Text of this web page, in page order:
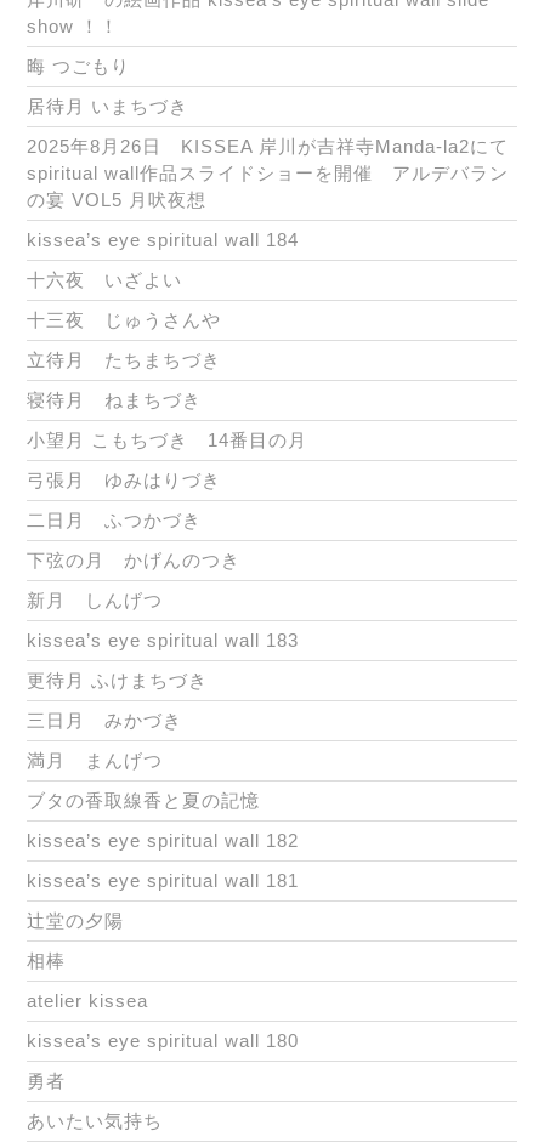
show ！！
晦 つごもり
居待月 いまちづき
2025年8月26日 KISSEA 岸川が吉祥寺Manda-la2にて
spiritual wall作品スライドショーを開催 アルデバラン
の宴 VOL5 月吠夜想
kissea’s eye spiritual wall 184
十六夜 いざよい
十三夜 じゅうさんや
立待月 たちまちづき
寝待月 ねまちづき
小望月 こもちづき 14番目の月
弓張月 ゆみはりづき
二日月 ふつかづき
下弦の月 かげんのつき
新月 しんげつ
kissea’s eye spiritual wall 183
更待月 ふけまちづき
三日月 みかづき
満月 まんげつ
ブタの香取線香と夏の記憶
kissea’s eye spiritual wall 182
kissea’s eye spiritual wall 181
辻堂の夕陽
相棒
atelier kissea
kissea’s eye spiritual wall 180
勇者
あいたい気持ち